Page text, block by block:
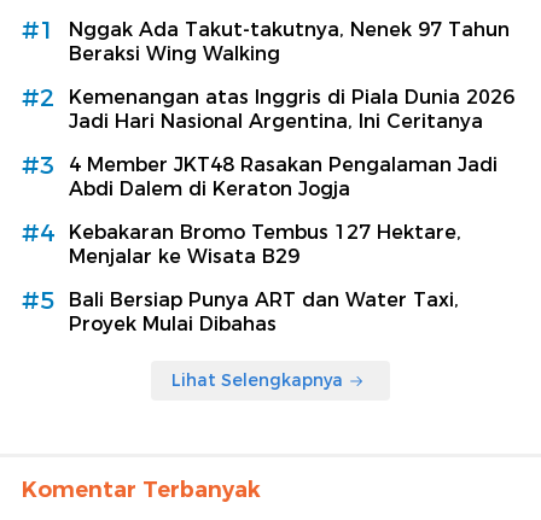
#1
Nggak Ada Takut-takutnya, Nenek 97 Tahun
Beraksi Wing Walking
#2
Kemenangan atas Inggris di Piala Dunia 2026
Jadi Hari Nasional Argentina, Ini Ceritanya
#3
4 Member JKT48 Rasakan Pengalaman Jadi
Abdi Dalem di Keraton Jogja
#4
Kebakaran Bromo Tembus 127 Hektare,
Menjalar ke Wisata B29
#5
Bali Bersiap Punya ART dan Water Taxi,
Proyek Mulai Dibahas
Lihat Selengkapnya
Komentar Terbanyak